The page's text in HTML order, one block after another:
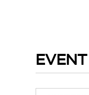
EVENT